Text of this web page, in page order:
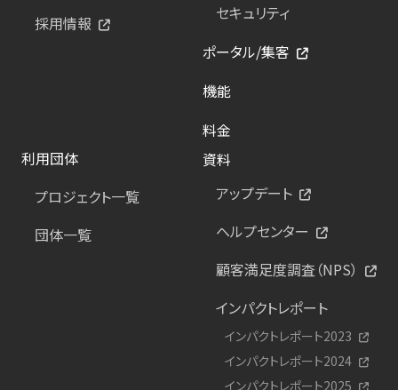
採用情報
セキュリティ
ポータル/集客
機能
料金
利用団体
プロジェクト一覧
団体一覧
資料
アップデート
ヘルプセンター
顧客満足度調査（NPS）
インパクトレポート
インパクトレポート2023
インパクトレポート2024
インパクトレポート2025